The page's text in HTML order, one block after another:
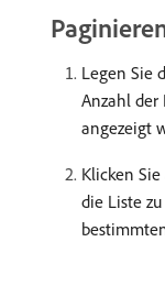
Legen Sie
Anzahl der
angezeigt
Klicken
die Liste